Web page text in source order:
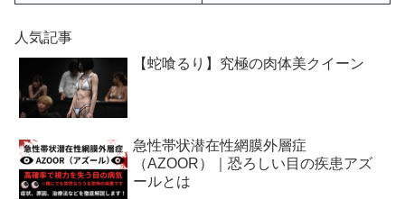
人気記事
【蛇喰るり】究極の肉体美クイーン
急性帯状潜在性網膜外層症
（AZOOR）｜恐ろしい目の疾患アズ
ールとは